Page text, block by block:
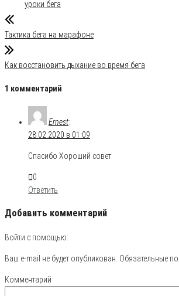
уроки бега
Тактика бега на марафоне
Как восстановить дыхание во время бега
1 комментарий
Ernest:
28.02.2020 в 01:09
Спасибо Хороший совет
0
Ответить
Добавить комментарий
Войти с помощью:
Ваш e-mail не будет опубликован. Обязательные
Комментарий